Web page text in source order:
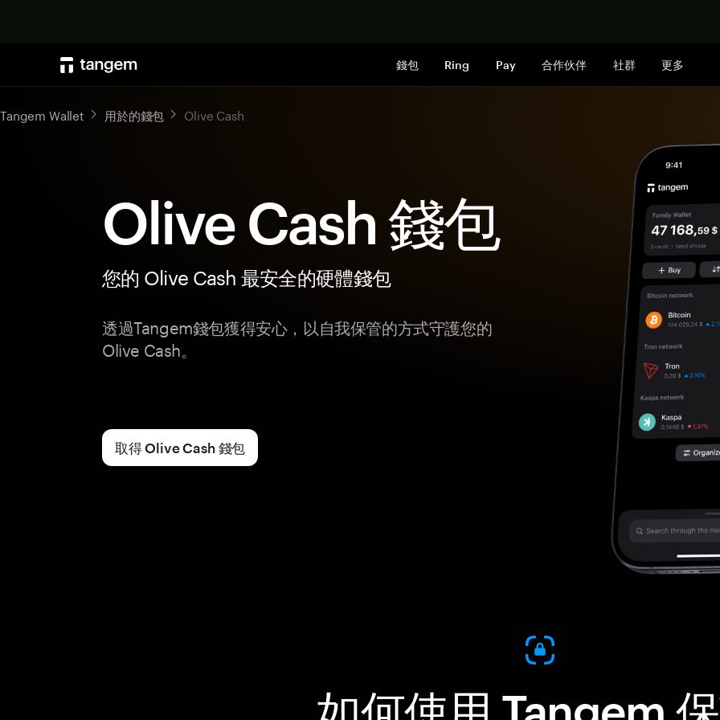
錢包 Ring Pay 合作伙伴 社群 更多
Tangem Wallet 用於的錢包 Olive Cash
Olive Cash 錢包
您的 Olive Cash 最安全的硬體錢包
透過Tangem錢包獲得安心，以自我保管的方式守護您的
Olive Cash。
取得 Olive Cash 錢包